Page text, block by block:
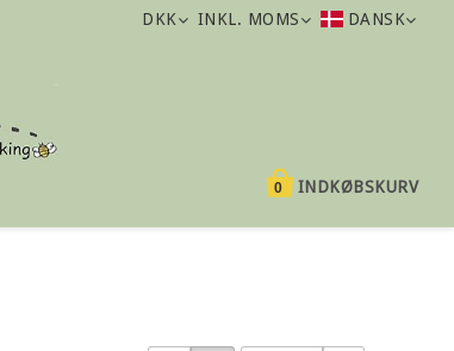
DKK INKL. MOMS DANSK
INDKØBSKURV
0